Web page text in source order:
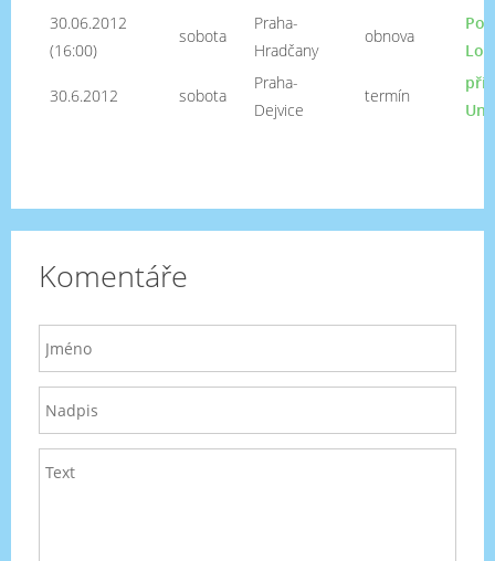
30.06.2012
(16:00)
sobota
Praha-
Hradčany
obnova
30.6.2012 sobota
Praha-
Dejvice
termín
Komentáře